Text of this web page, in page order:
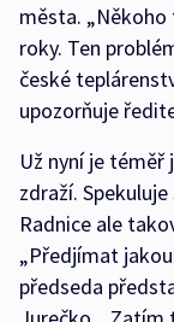
města.
roky. Ten
české
upozorňuje
Už nyní je
zdraží.
Radnice ale
„Předjímat
předseda